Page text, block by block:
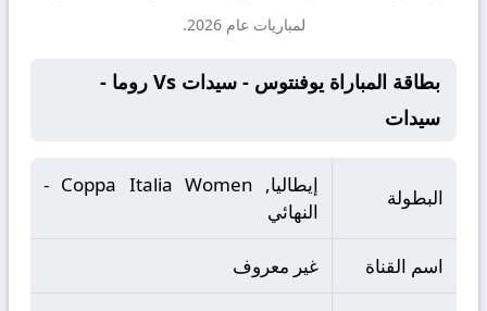
لمباريات عام 2026.
بطاقة المباراة يوفنتوس - سيدات Vs روما -
سيدات
البطولة
إيطاليا, Coppa Italia Women -
النهائي
اسم القناة غير معروف